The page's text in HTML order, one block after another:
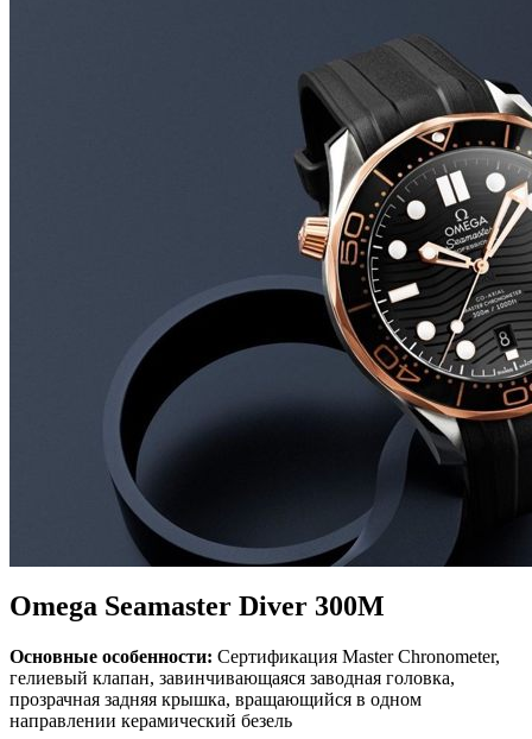
Omega Seamaster Diver 300M
Основные особенности: Сертификация Master Chronometer,
гелиевый клапан, завинчивающаяся заводная головка,
прозрачная задняя крышка, вращающийся в одном
направлении керамический безель